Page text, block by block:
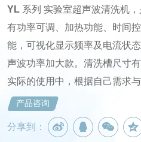
YL 系列 实验室超声波清洗机
有功率可调、加热功能、时间
能，可视化显示频率及电流状
声波功率加大款。清洗槽尺寸
实际的使用中，根据自己需求
产品咨询
分享到：